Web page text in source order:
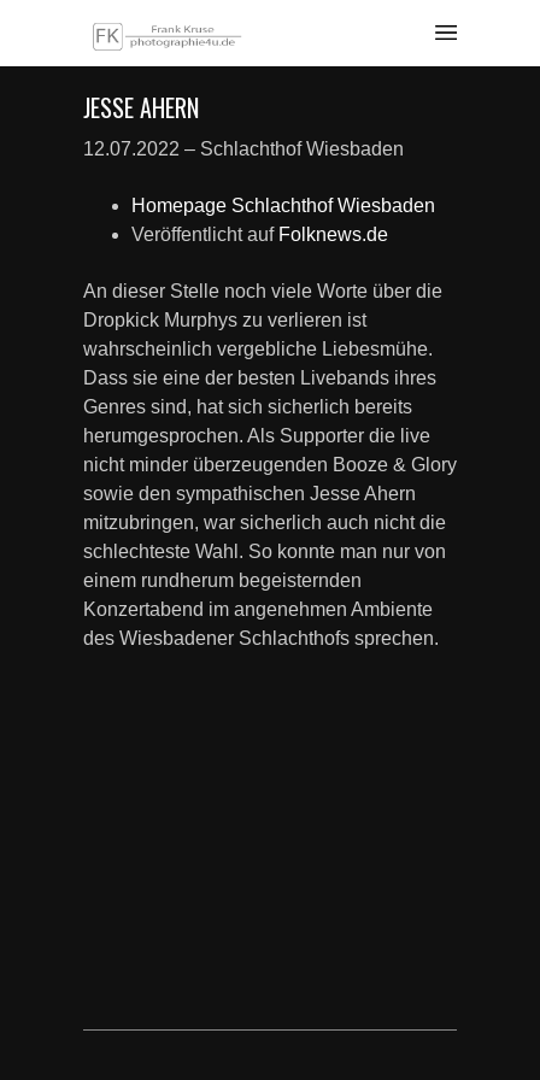
JESSE AHERN
12.07.2022 – Schlachthof Wiesbaden
Homepage Schlachthof Wiesbaden
Veröffentlicht auf Folknews.de
An dieser Stelle noch viele Worte über die
Dropkick Murphys zu verlieren ist
wahrscheinlich vergebliche Liebesmühe.
Dass sie eine der besten Livebands ihres
Genres sind, hat sich sicherlich bereits
herumgesprochen. Als Supporter die live
nicht minder überzeugenden Booze & Glory
sowie den sympathischen Jesse Ahern
mitzubringen, war sicherlich auch nicht die
schlechteste Wahl. So konnte man nur von
einem rundherum begeisternden
Konzertabend im angenehmen Ambiente
des Wiesbadener Schlachthofs sprechen.